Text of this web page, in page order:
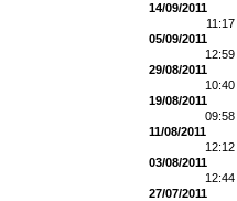
14/09/2011
05/09/2011
29/08/2011
19/08/2011
11/08/2011
03/08/2011
27/07/2011